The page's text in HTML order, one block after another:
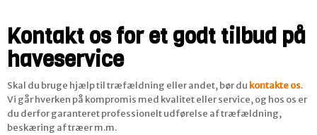
Kontakt os for et godt tilbud på
haveservice
Skal du bruge hjælp til træfældning eller andet, bør du kontakte os.
Vi går hverken på kompromis med kvalitet eller service, og hos os er
du derfor garanteret professionelt udførelse af træfældning,
beskæring af træer m.m.